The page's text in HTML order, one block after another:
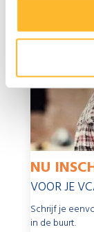
NU
VOOR JE
Schrijf je
in de buurt.